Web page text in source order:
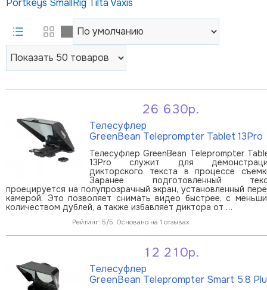
Portkeys SmallRig TiltaVaxis
26 630р.
Телесуфлер
GreenBean Teleprompter Tablet 13Pro
Телесуфлер GreenBean Teleprompter
13Pro служит для
дикторского текста в процессе
Заранее подготовленный
проецируется на полупрозрачный экран, установленный
камерой. Это позволяет снимать видео быстрее, с
количеством дублей, а также избавляет диктора от …
Рейтинг: 5/5. Основано на 1 отзывах
12 210р.
Телесуфлер
GreenBean Teleprompter Smart 5.8